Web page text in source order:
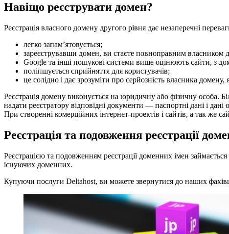
Навіщо реєструвати домен?
Реєстрація власного домену другого рівня дає незаперечні
легко запам’ятовується;
зареєструвавши домен, ви стаєте повноправним власником
Google та інші пошукові системи вище оцінюють сайти, з
поліпшується сприйняття для користувачів;
це солідно і дає зрозуміти про серйозність власника
Реєстрація домену виконується на юридичну або фізичну особа.
надати реєстратору відповідні документи — паспортні дані і дані
При створенні комерційних інтернет-проектів і сайтів, а так же
Реєстрація та подовження реєстрації
Реєстрацією та подовженням реєстрації доменних імен
існуючих доменних.
Купуючи послуги Deltahost, ви можете звернутися до наших